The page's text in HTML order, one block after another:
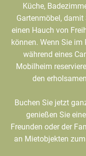
Küche,
Gartenmöbel,
einen Hauch von
können. Wenn Sie
während eines
Mobilheim
den
Buchen Sie jetzt
genießen Sie
Freunden oder der
an Mietobjekten